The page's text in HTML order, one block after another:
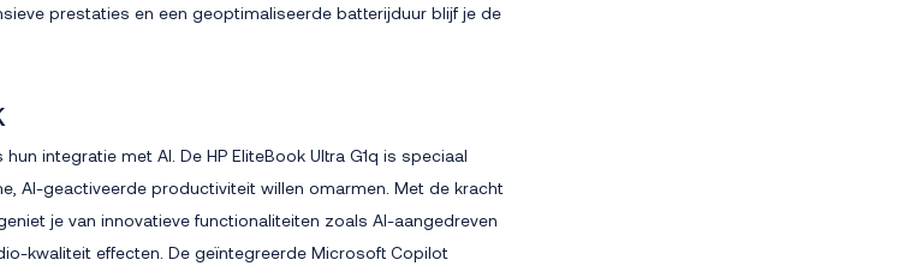
prestaties en een geoptimaliseerde batterijduur blijf je de
integratie met AI. De HP EliteBook Ultra G1q is speciaal
AI-geactiveerde productiviteit willen omarmen. Met de kracht
je van innovatieve functionaliteiten zoals AI-aangedreven
kwaliteit effecten. De geïntegreerde Microsoft Copilot